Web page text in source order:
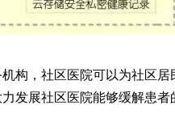
构，社区医院可以为社区
发展社区医院能够缓解患